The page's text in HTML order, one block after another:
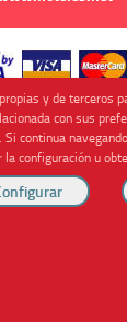
y de terceros
con sus
continua
la configuración u